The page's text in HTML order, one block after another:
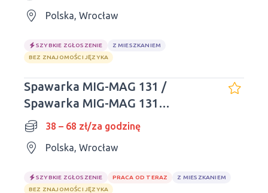
Polska, Wrocław
SZYBKIE ZGŁOSZENIE
Z MIESZKANIEM
BEZ ZNAJOMOŚCI JĘZYKA
Spawarka MIG-MAG 131 /
Spawarka MIG-MAG 131
(aluminium)
38 – 68 zł/za godzinę
Polska, Wrocław
SZYBKIE ZGŁOSZENIE PRACA OD TERAZ
Z MIESZKANIEM
BEZ ZNAJOMOŚCI JĘZYKA